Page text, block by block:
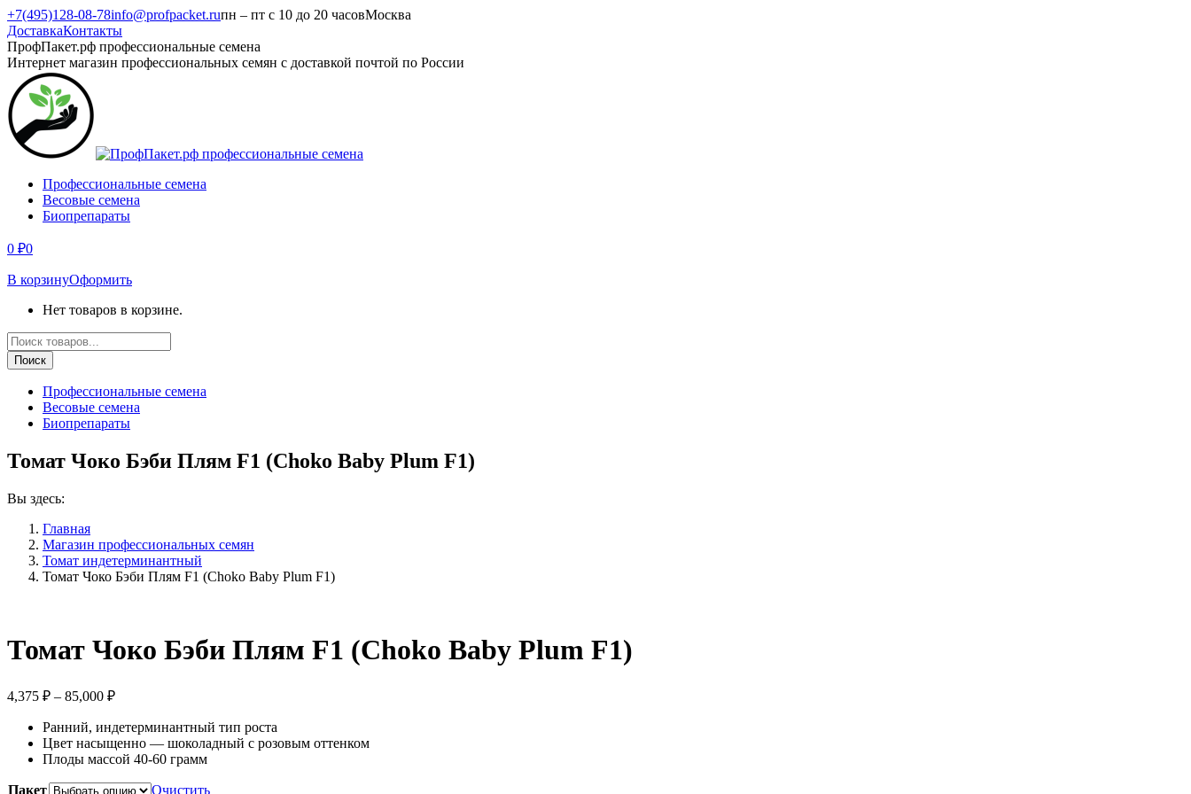
Перейти
к
содержанию
+7(495)128-08-78info@profpacket.ruпн – пт с 10 до 20 часовМосква
ДоставкаКонтакты
Facebook
page
opens
in
new
window
Одноклассники
page
opens
in
new
window
Instagram
page
opens
in
new
window
Вконтакте
page
opens
in
new
window
Viber
page
opens
in
new
window
Whatsapp
page
opens
in
new
window
ПрофПакет.рф профессиональные семена
Интернет магазин профессиональных семян с доставкой почтой по России
Профессиональные семена
Весовые семена
Биопрепараты
0 ₽0
В корзинуОформить
Нет товаров в корзине.
Поиск
товаров
Поиск
Профессиональные семена
Весовые семена
Биопрепараты
Томат Чоко Бэби Плям F1 (Choko Baby Plum F1)
Вы здесь:
Главная
Магазин профессиональных семян
Томат индетерминантный
Томат Чоко Бэби Плям F1 (Choko Baby Plum F1)
Томат Чоко Бэби Плям F1 (Choko Baby Plum F1)
4,375 ₽ – 85,000 ₽Диапазон
4,375 ₽
–
85,000 ₽
Ранний, индетерминантный тип роста
Цвет насыщенно — шоколадный с розовым оттенком
Плоды массой 40-60 грамм
Пакет
Очистить